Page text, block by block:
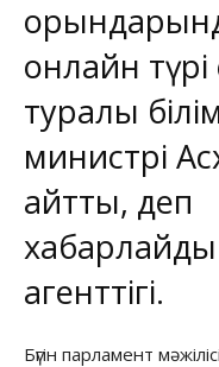
онлайн түрі
туралы
министрі
айтты, деп
хабарлайды
агенттігі.
Бүгін парламент